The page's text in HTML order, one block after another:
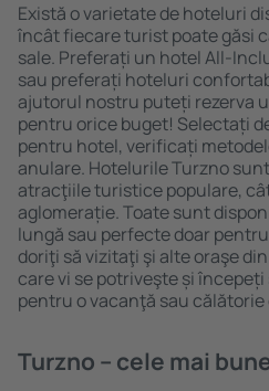
Există o varietate de hoteluri
încât fiecare turist poate găsi
sale. Preferați un hotel All-
sau preferați hoteluri
ajutorul nostru puteți rezerva
pentru orice buget! Selectați
pentru hotel, verificați
anulare. Hotelurile Turzno
atracţiile turistice populare,
aglomerație. Toate sunt
lungă sau perfecte doar
doriţi să vizitaţi şi alte oraşe
care vi se potriveşte și
pentru o vacanţă sau călătorie
Turzno – cele mai